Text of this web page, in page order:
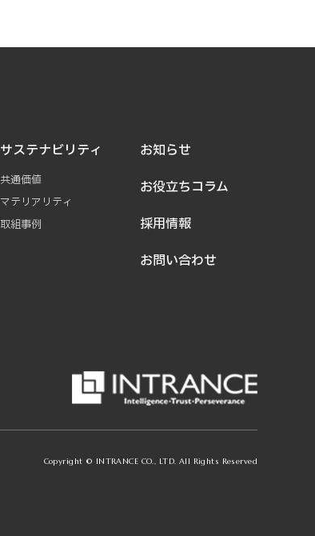
サステナビリティ
共通価値
マテリアリティ
取組事例
お知らせ
お役立ちコラム
採用情報
お問い合わせ
Copyright © INTRANCE CO., LTD. All Rights Reserved